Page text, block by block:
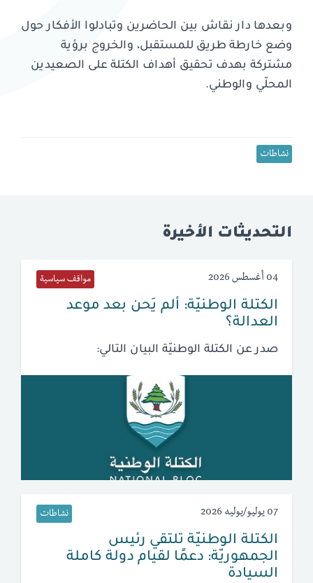
وبعدها دار نقاش بين الحاضرين وتبادلوا الأفكار حول
وضع خارطة طريق للمستقبل، والخروج برؤية
مشتركة بهدف تحقيق أهداف الكتلة على الصعيدين
المحلّي والوطني.
نشاطات
التحديثات الأخيرة
04 أغسطس 2026 مواقف سياسية
الكتلة الوطنيّة: ألم يَحن بعد موعد
العدالة؟
صدر عن الكتلة الوطنيّة البيان التالي:
07 يوليو/يوليه 2026 نشاطات
الكتلة الوطنيّة تلتقي رئيس
الجمهوريّة: دعمًا لقيام دولة كاملة
السيادة